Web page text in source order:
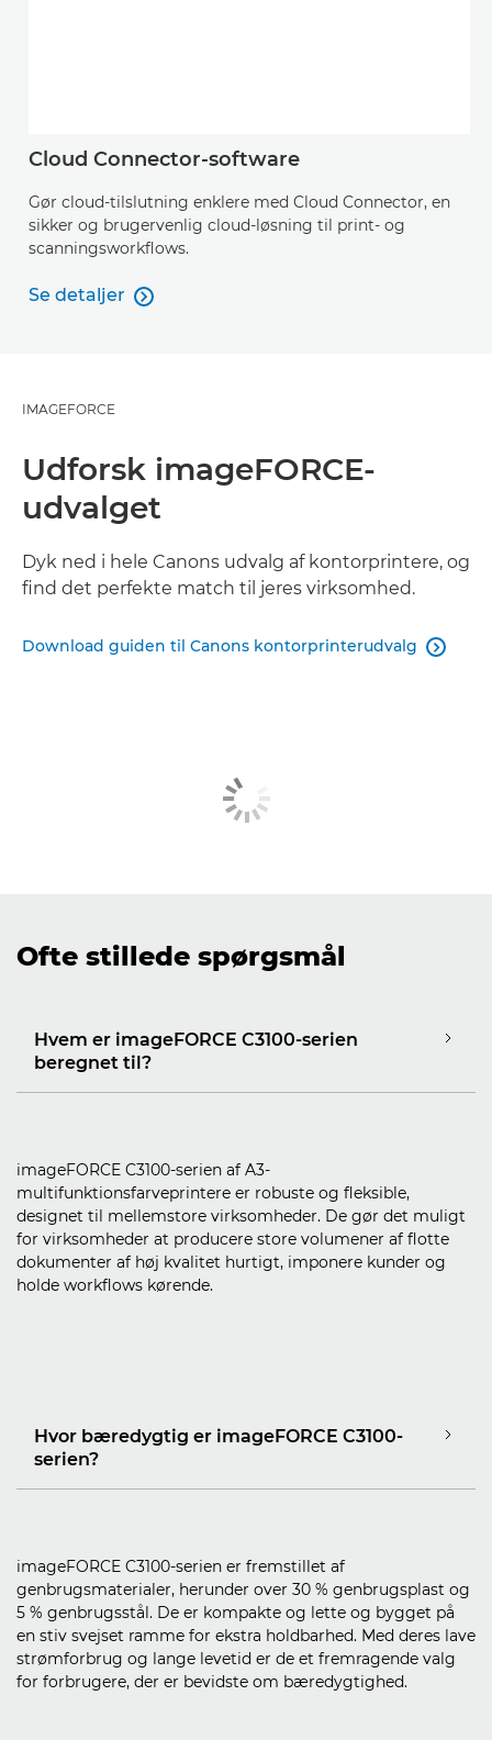
Cloud Connector-software
Gør cloud-tilslutning enklere med Cloud Connector, en
sikker og brugervenlig cloud-løsning til print- og
scanningsworkflows.
Se detaljer
Se detaljer

IMAGEFORCE
Udforsk imageFORCE-
udvalget
Dyk ned i hele Canons udvalg af kontorprintere, og
find det perfekte match til jeres virksomhed.
Download guiden til Canons kontorprinterudvalg 
Ofte stillede spørgsmål
Hvem er imageFORCE C3100-serien
beregnet til?
imageFORCE C3100-serien af A3-
multifunktionsfarveprintere er robuste og fleksible,
designet til mellemstore virksomheder. De gør det muligt
for virksomheder at producere store volumener af flotte
dokumenter af høj kvalitet hurtigt, imponere kunder og
holde workflows kørende.
Hvor bæredygtig er imageFORCE C3100-
serien?
imageFORCE C3100-serien er fremstillet af
genbrugsmaterialer, herunder over 30 % genbrugsplast og
5 % genbrugsstål. De er kompakte og lette og bygget på
en stiv svejset ramme for ekstra holdbarhed. Med deres lave
strømforbrug og lange levetid er de et fremragende valg
for forbrugere, der er bevidste om bæredygtighed.